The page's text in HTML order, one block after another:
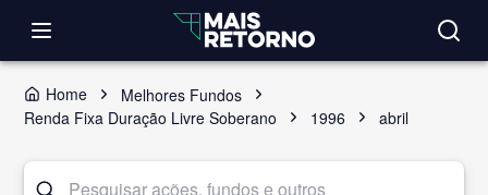
Home
Melhores Fundos
Renda Fixa Duração Livre Soberano
1996 abril